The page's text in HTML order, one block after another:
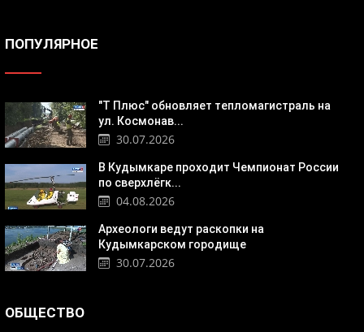
ПОПУЛЯРНОЕ
"Т Плюс" обновляет тепломагистраль на
ул. Космонав...
30.07.2026
В Кудымкаре проходит Чемпионат России
по сверхлёгк...
04.08.2026
Археологи ведут раскопки на
Кудымкарском городище
30.07.2026
ОБЩЕСТВО